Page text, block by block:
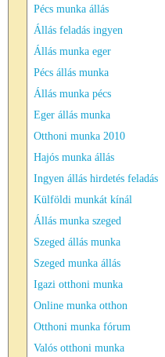
Pécs munka állás
Állás feladás ingyen
Állás munka eger
Pécs állás munka
Állás munka pécs
Eger állás munka
Otthoni munka 2010
Hajós munka állás
Ingyen állás hirdetés feladás
Külföldi munkát kínál
Állás munka szeged
Szeged állás munka
Szeged munka állás
Igazi otthoni munka
Online munka otthon
Otthoni munka fórum
Valós otthoni munka